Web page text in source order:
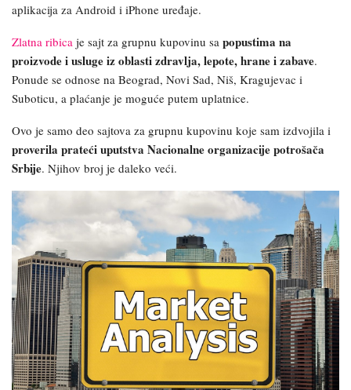
aplikacija za Android i iPhone uređaje.
Zlatna ribica je sajt za grupnu kupovinu sa popustima na
proizvode i usluge iz oblasti zdravlja, lepote, hrane i zabave.
Ponude se odnose na Beograd, Novi Sad, Niš, Kragujevac i
Suboticu, a plaćanje je moguće putem uplatnice.
Ovo je samo deo sajtova za grupnu kupovinu koje sam izdvojila i
proverila prateći uputstva Nacionalne organizacije potrošača
Srbije. Njihov broj je daleko veći.